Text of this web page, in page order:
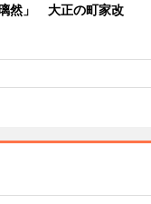
然」 大正の町家改